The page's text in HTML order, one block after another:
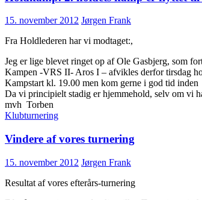
15. november 2012 Jørgen Frank
Fra Holdlederen har vi modtaget:,
Jeg er lige blevet ringet op af Ole Gasbjerg, som
Kampen -VRS II- Aros I – afvikles derfor tirsdag
Kampstart kl. 19.00 men kom gerne i god tid inden
Da vi principielt stadig er hjemmehold, selv om vi
mvh Torben
Klubturnering
Vindere af vores turnering
15. november 2012 Jørgen Frank
Resultat af vores efterårs-turnering